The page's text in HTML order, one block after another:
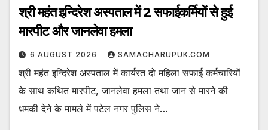
श्री महंत इन्दिरेश अस्पताल में 2 सफाईकर्मियों से हुई
मारपीट और जानलेवा हमला
6 AUGUST 2026 SAMACHARUPUK.COM
श्री महंत इन्दिरेश अस्पताल में कार्यरत दो महिला सफाई कर्मचारियों
के साथ कथित मारपीट, जानलेवा हमला तथा जान से मारने की
धमकी देने के मामले में पटेल नगर पुलिस ने…